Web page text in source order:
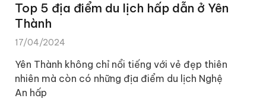
Top 5 địa điểm du lịch hấp dẫn ở Yên
Thành
17/04/2024
Yên Thành không chỉ nổi tiếng với vẻ đẹp thiên
nhiên mà còn có những địa điểm du lịch Nghệ
An hấp